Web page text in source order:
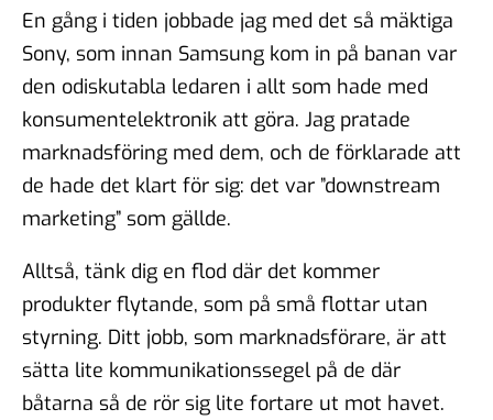
En gång i tiden jobbade jag med det så mäktiga
Sony, som innan Samsung kom in på banan var
den odiskutabla ledaren i allt som hade med
konsumentelektronik att göra. Jag pratade
marknadsföring med dem, och de förklarade att
de hade det klart för sig: det var ”downstream
marketing” som gällde.
Alltså, tänk dig en flod där det kommer
produkter flytande, som på små flottar utan
styrning. Ditt jobb, som marknadsförare, är att
sätta lite kommunikationssegel på de där
båtarna så de rör sig lite fortare ut mot havet.